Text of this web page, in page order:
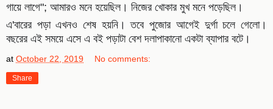
গায়ে লাগে"; আমারও মনে হয়েছিল। নিজের খোকার মুখ মনে পড়েছিল।
এ'বারের পড়া এখনও শেষ হয়নি। তবে পুজোর আগেই দুর্গা চলে গেলো।
বছরের এই সময়ে এসে এ বই পড়াটা বেশ দলাপাকানো একটা ব্যাপার বটে।
at October 22, 2019 No comments:
Share